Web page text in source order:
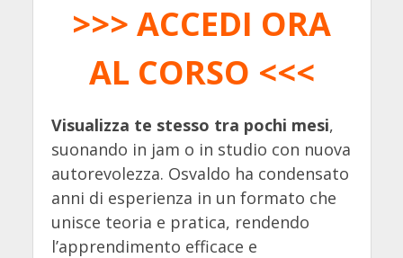
>>> ACCEDI ORA
AL CORSO <<<
Visualizza te stesso tra pochi mesi,
suonando in jam o in studio con nuova
autorevolezza. Osvaldo ha condensato
anni di esperienza in un formato che
unisce teoria e pratica, rendendo
l’apprendimento efficace e